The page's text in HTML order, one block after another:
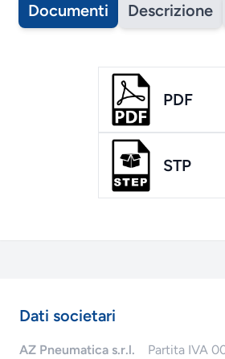
Documenti Descrizione
PDF
STP
Dati societari
AZ Pneumatica s.r.l.
Partita IVA